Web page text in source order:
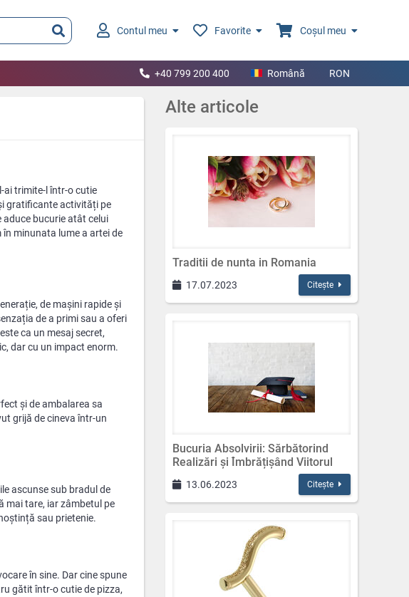
Contul meu Favorite Coșul meu
+40 799 200 400 Română RON
ai trimite-l într-o cutie
gratificante activități pe
aduce bucurie atât celui
minunata lume a artei de
de mașini rapide și
de a primi sau a oferi
ca un mesaj secret,
dar cu un impact enorm.
și de ambalarea sa
grijă de cineva într-un
ascunse sub bradul de
mai tare, iar zâmbetul pe
sau prietenie.
în sine. Dar cine spune
gătit într-o cutie de pizza,
Alte articole
Traditii de nunta in Romania
17.07.2023 Citește
Bucuria Absolvirii: Sărbătorind
Realizări și Îmbrățișând Viitorul
13.06.2023 Citește